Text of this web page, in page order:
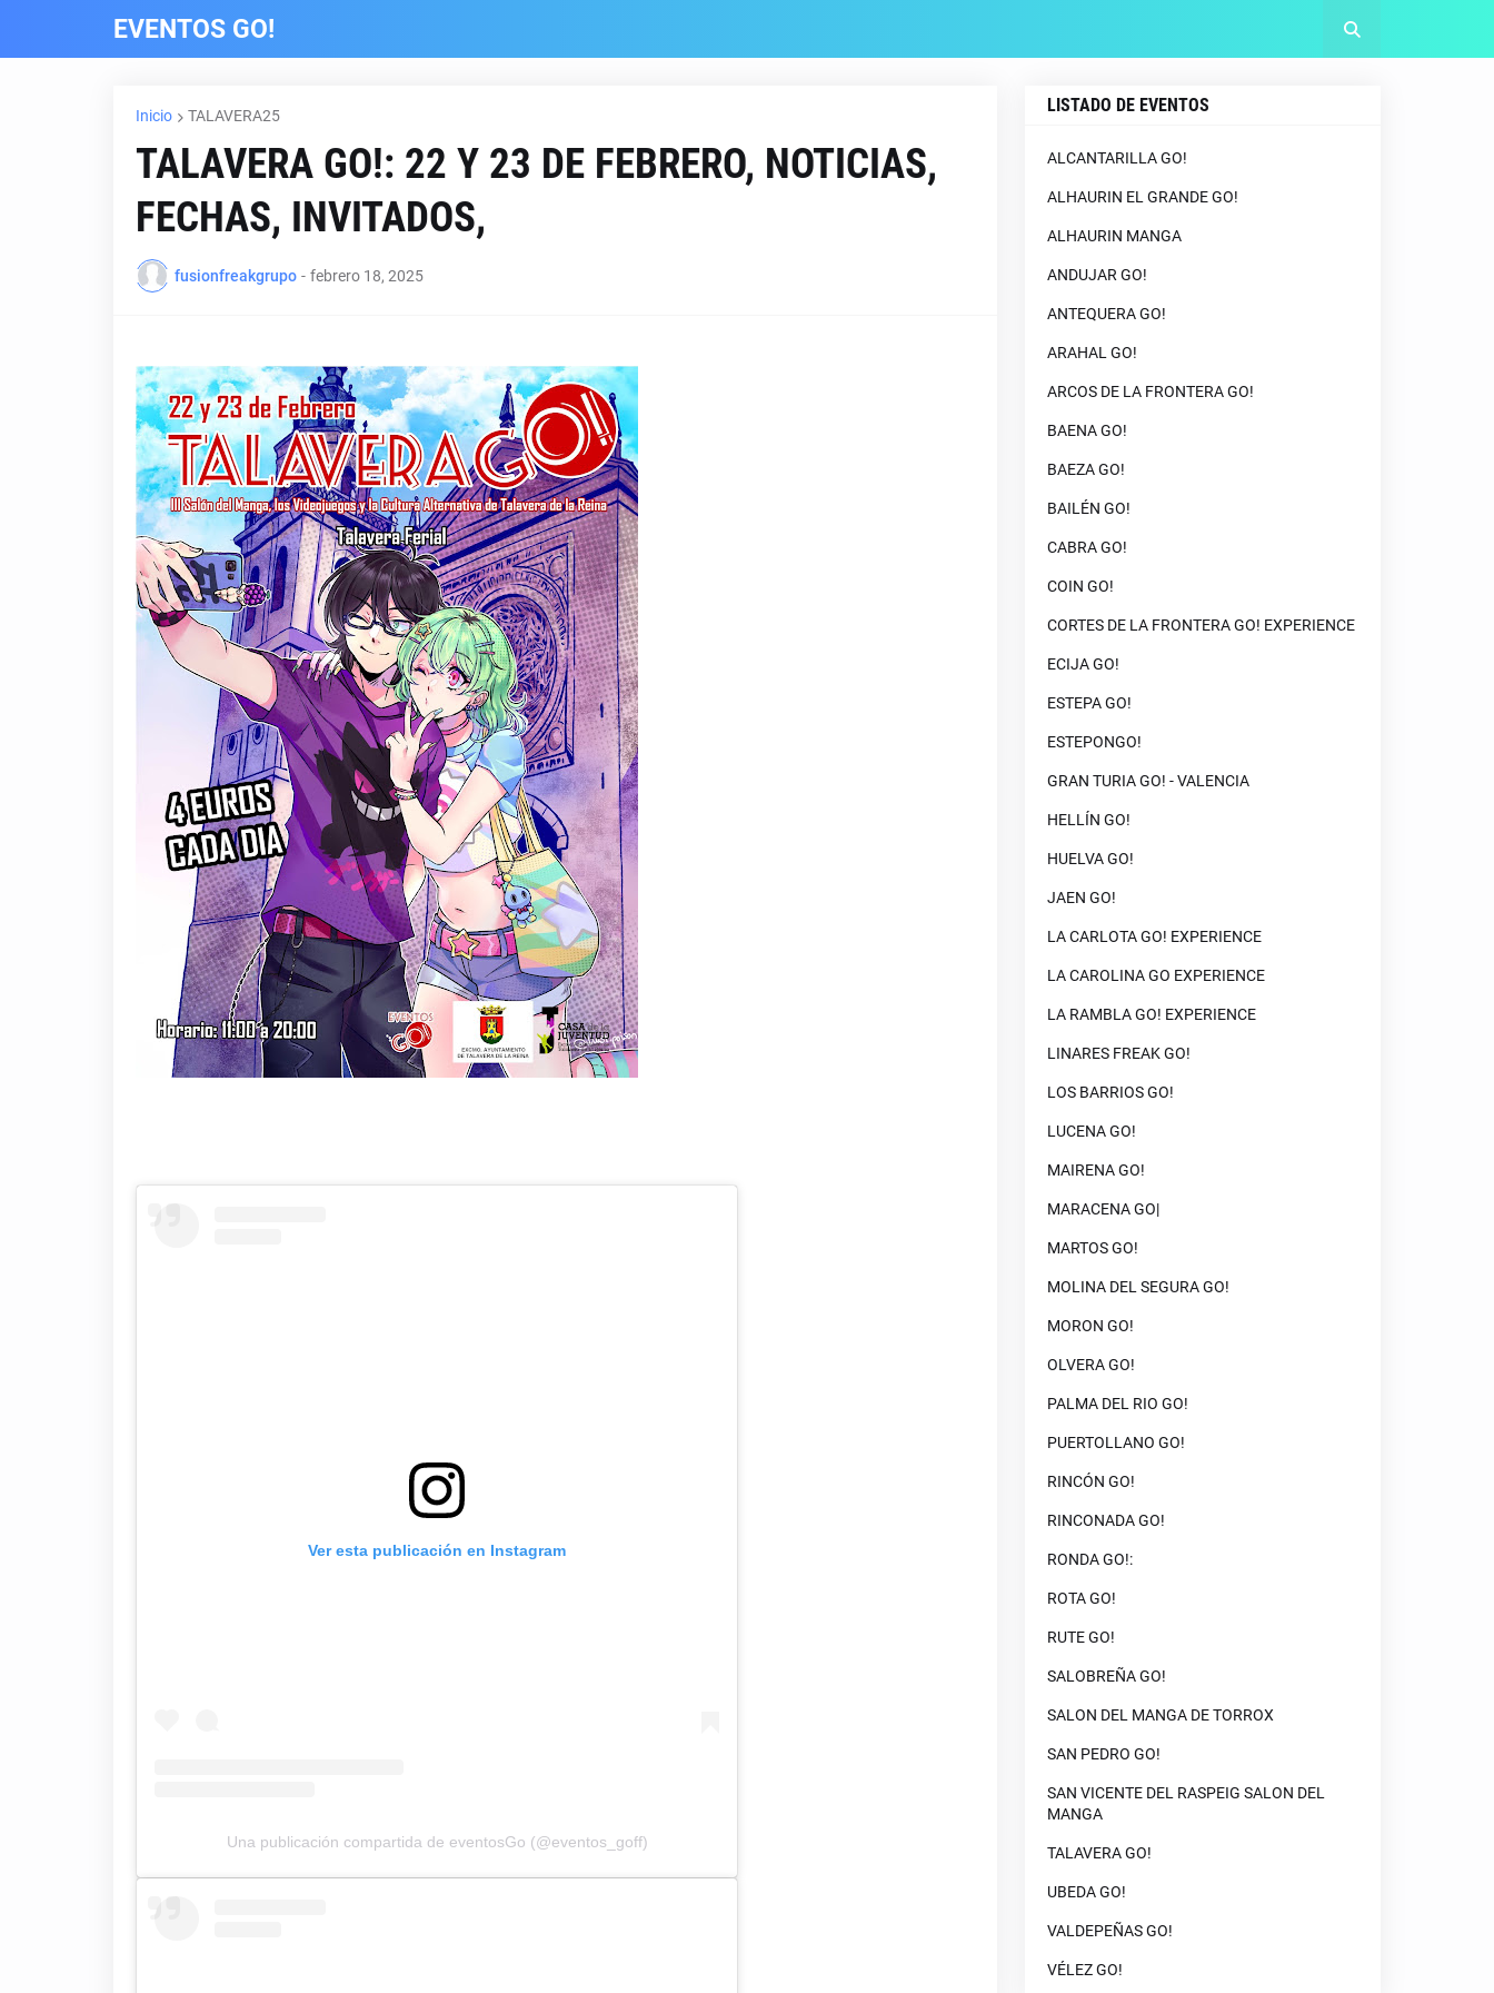
EVENTOS GO!
Inicio TALAVERA25
TALAVERA GO!: 22 Y 23 DE FEBRERO, NOTICIAS,
FECHAS, INVITADOS,
fusionfreakgrupo - febrero 18, 2025
Ver esta publicación en Instagram
Una publicación compartida de eventosGo (@eventos_goff)
LISTADO DE EVENTOS
ALCANTARILLA GO!
ALHAURIN EL GRANDE GO!
ALHAURIN MANGA
ANDUJAR GO!
ANTEQUERA GO!
ARAHAL GO!
ARCOS DE LA FRONTERA GO!
BAENA GO!
BAEZA GO!
BAILÉN GO!
CABRA GO!
COIN GO!
CORTES DE LA FRONTERA GO! EXPERIENCE
ECIJA GO!
ESTEPA GO!
ESTEPONGO!
GRAN TURIA GO! - VALENCIA
HELLÍN GO!
HUELVA GO!
JAEN GO!
LA CARLOTA GO! EXPERIENCE
LA CAROLINA GO EXPERIENCE
LA RAMBLA GO! EXPERIENCE
LINARES FREAK GO!
LOS BARRIOS GO!
LUCENA GO!
MAIRENA GO!
MARACENA GO|
MARTOS GO!
MOLINA DEL SEGURA GO!
MORON GO!
OLVERA GO!
PALMA DEL RIO GO!
PUERTOLLANO GO!
RINCÓN GO!
RINCONADA GO!
RONDA GO!:
ROTA GO!
RUTE GO!
SALOBREÑA GO!
SALON DEL MANGA DE TORROX
SAN PEDRO GO!
SAN VICENTE DEL RASPEIG SALON DEL
MANGA
TALAVERA GO!
UBEDA GO!
VALDEPEÑAS GO!
VÉLEZ GO!